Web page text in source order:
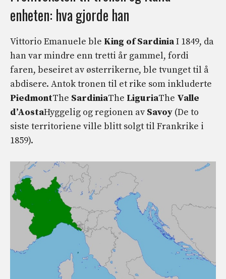
enheten: hva gjorde han
Vittorio Emanuele ble King of SardiniaI 1849, da
han var mindre enn tretti år gammel, fordi
faren, beseiret av østerrikerne, ble tvunget til å
abdisere. Antok tronen til et rike som inkluderte
PiedmontThe SardiniaThe LiguriaThe Valle
d’AostaHyggelig og regionen av Savoy (De to
siste territoriene ville blitt solgt til Frankrike i
1859).